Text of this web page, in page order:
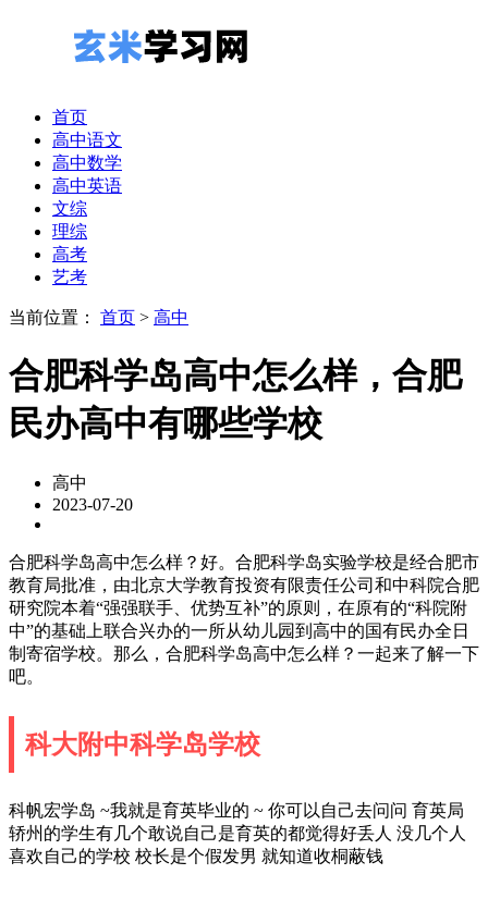
首页
高中语文
高中数学
高中英语
文综
理综
高考
艺考
当前位置： 首页 > 高中
合肥科学岛高中怎么样，合肥
民办高中有哪些学校
高中
2023-07-20
合肥科学岛高中怎么样？好。合肥科学岛实验学校是经合肥市
教育局批准，由北京大学教育投资有限责任公司和中科院合肥
研究院本着“强强联手、优势互补”的原则，在原有的“科院附
中”的基础上联合兴办的一所从幼儿园到高中的国有民办全日
制寄宿学校。那么，合肥科学岛高中怎么样？一起来了解一下
吧。
科大附中科学岛学校
科帆宏学岛 ~我就是育英毕业的 ~ 你可以自己去问问 育英局
轿州的学生有几个敢说自己是育英的都觉得好丢人 没几个人
喜欢自己的学校 校长是个假发男 就知道收桐蔽钱